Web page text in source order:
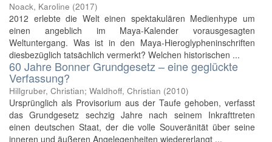
Noack, Karoline (2017)
2012 erlebte die Welt einen spektakulären Medienhype um
einen angeblich im Maya-Kalender vorausgesagten
Weltuntergang. Was ist in den Maya-Hieroglypheninschriften
diesbezüglich tatsächlich vermerkt? Welchen historischen ...
60 Jahre Bonner Grundgesetz – eine geglückte
Verfassung?
Hillgruber, Christian; Waldhoff, Christian (2010)
Ursprünglich als Provisorium aus der Taufe gehoben, verfasst
das Grundgesetz sechzig Jahre nach seinem Inkrafttreten
einen deutschen Staat, der die volle Souveränität über seine
inneren und äußeren Angelegenheiten wiedererlangt ...